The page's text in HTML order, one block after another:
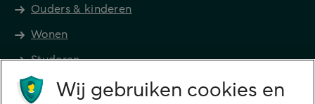
Ouders & kinderen
Wonen
Studeren
Preferred Banking
Wij gebruiken cookies en